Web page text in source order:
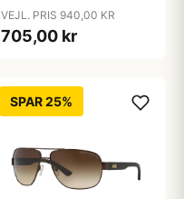
VEJL. PRIS 940,00 KR
705,00 kr
SPAR 25%